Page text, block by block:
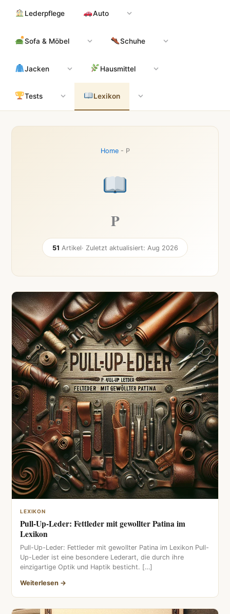
Inhalt
Lederpflege Auto
Sofa & Möbel Schuhe
Jacken Hausmittel
Tests Lexikon
Home- P
P
51 Artikel· Zuletzt aktualisiert: Aug 2026
LEXIKON
Pull-Up-Leder: Fettleder mit gewollter Patina im
Lexikon
Pull-Up-Leder: Fettleder mit gewollter Patina im Lexikon Pull-
Up-Leder ist eine besondere Lederart, die durch ihre
einzigartige Optik und Haptik besticht. […]
Weiterlesen →